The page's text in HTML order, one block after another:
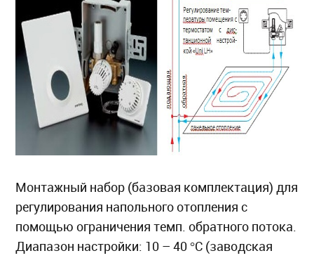
Монтажный набор (базовая комплектация) для
регулирования напольного отопления с
помощью ограничения темп. обратного потока.
Диапазон настройки: 10 – 40 °C (заводская